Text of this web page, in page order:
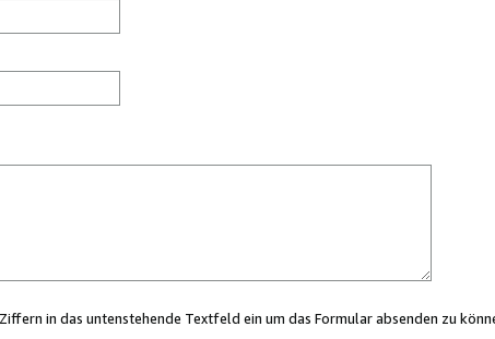
in das untenstehende Textfeld ein um das Formular absenden zu